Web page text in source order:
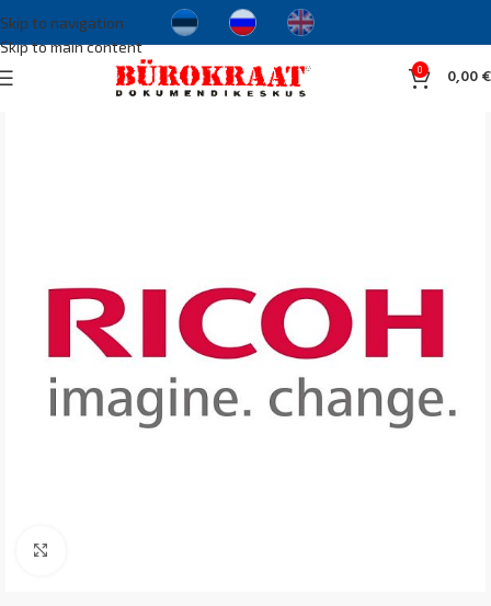
Skip to navigation
Skip to main content
0 0,00€